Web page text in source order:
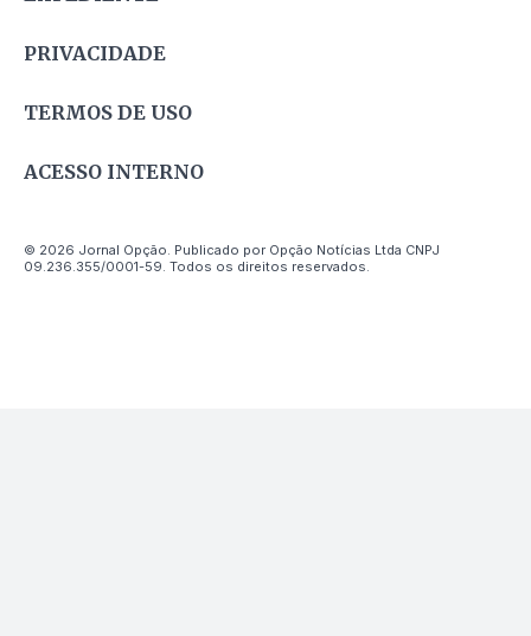
PRIVACIDADE
TERMOS DE USO
ACESSO INTERNO
© 2026 Jornal Opção. Publicado por Opção Notícias Ltda CNPJ
09.236.355/0001-59. Todos os direitos reservados.